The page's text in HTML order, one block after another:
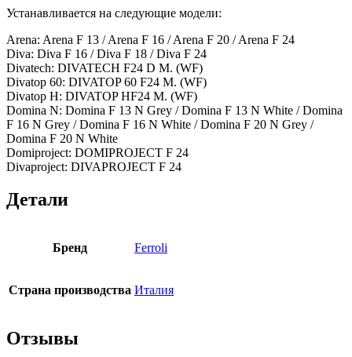
Устанавливается на следующие модели:
Arena: Arena F 13 / Arena F 16 / Arena F 20 / Arena F 24
Diva: Diva F 16 / Diva F 18 / Diva F 24
Divatech: DIVATECH F24 D M. (WF)
Divatop 60: DIVATOP 60 F24 M. (WF)
Divatop H: DIVATOP HF24 M. (WF)
Domina N: Domina F 13 N Grey / Domina F 13 N White / Domina
F 16 N Grey / Domina F 16 N White / Domina F 20 N Grey /
Domina F 20 N White
Domiproject: DOMIPROJECT F 24
Divaproject: DIVAPROJECT F 24
Детали
Бренд Ferroli
Страна производства Италия
Отзывы